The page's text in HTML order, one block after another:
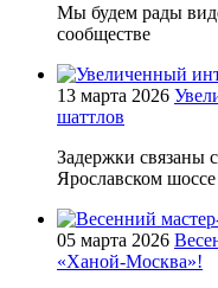
Мы будем рады
сообществе
13 марта 2026
шаттлов
Задержки связаны
Ярославском шоссе
05 марта 2026
«Ханой-Москва»!